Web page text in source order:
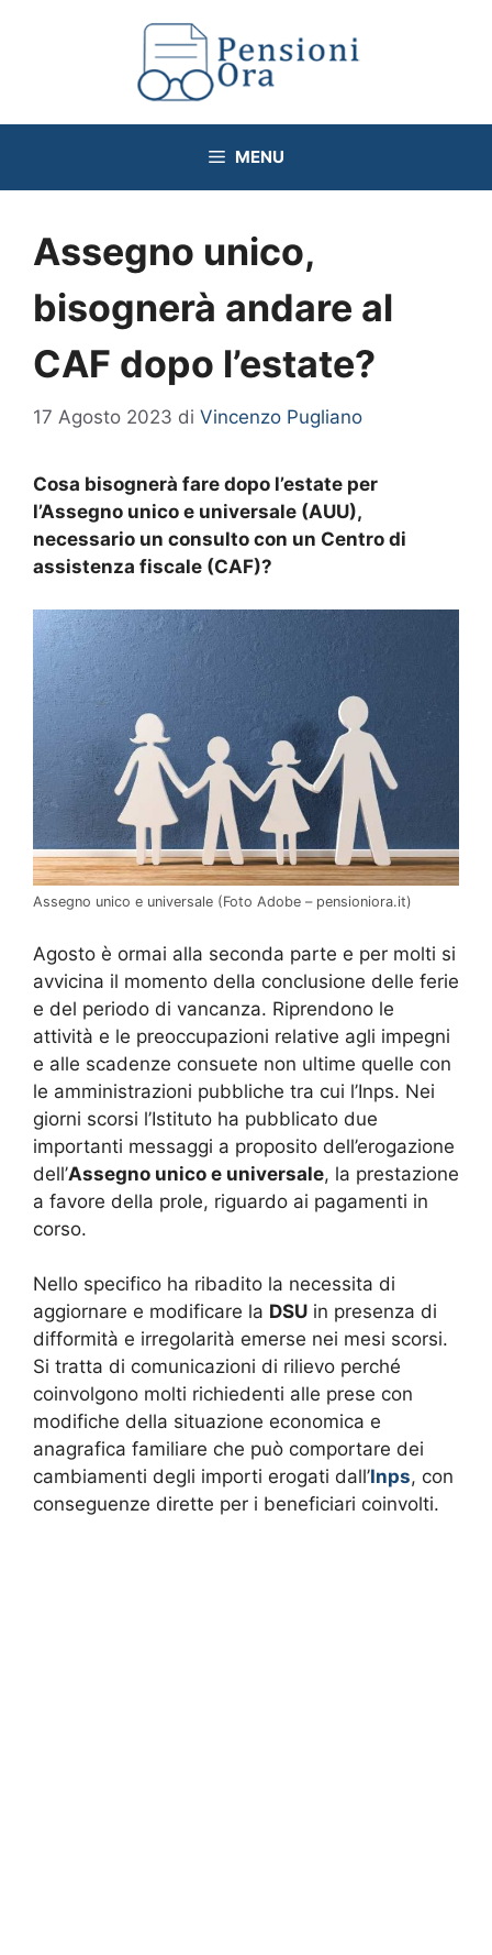
MENU
Assegno unico,
bisognerà andare al
CAF dopo l’estate?
17 Agosto 2023 di Vincenzo Pugliano
Cosa bisognerà fare dopo l’estate per
l’Assegno unico e universale (AUU),
necessario un consulto con un Centro di
assistenza fiscale (CAF)?
Assegno unico e universale (Foto Adobe – pensioniora.it)
Agosto è ormai alla seconda parte e per molti si
avvicina il momento della conclusione delle ferie
e del periodo di vancanza. Riprendono le
attività e le preoccupazioni relative agli impegni
e alle scadenze consuete non ultime quelle con
le amministrazioni pubbliche tra cui l’Inps. Nei
giorni scorsi l’Istituto ha pubblicato due
importanti messaggi a proposito dell’erogazione
dell’Assegno unico e universale, la prestazione
a favore della prole, riguardo ai pagamenti in
corso.
Nello specifico ha ribadito la necessita di
aggiornare e modificare la DSU in presenza di
difformità e irregolarità emerse nei mesi scorsi.
Si tratta di comunicazioni di rilievo perché
coinvolgono molti richiedenti alle prese con
modifiche della situazione economica e
anagrafica familiare che può comportare dei
cambiamenti degli importi erogati dall’Inps, con
conseguenze dirette per i beneficiari coinvolti.